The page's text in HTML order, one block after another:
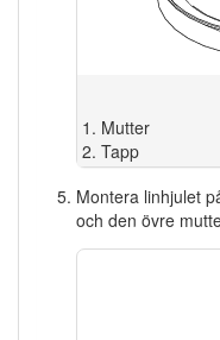
Mutter
Tapp
Montera linhjulet
och den övre